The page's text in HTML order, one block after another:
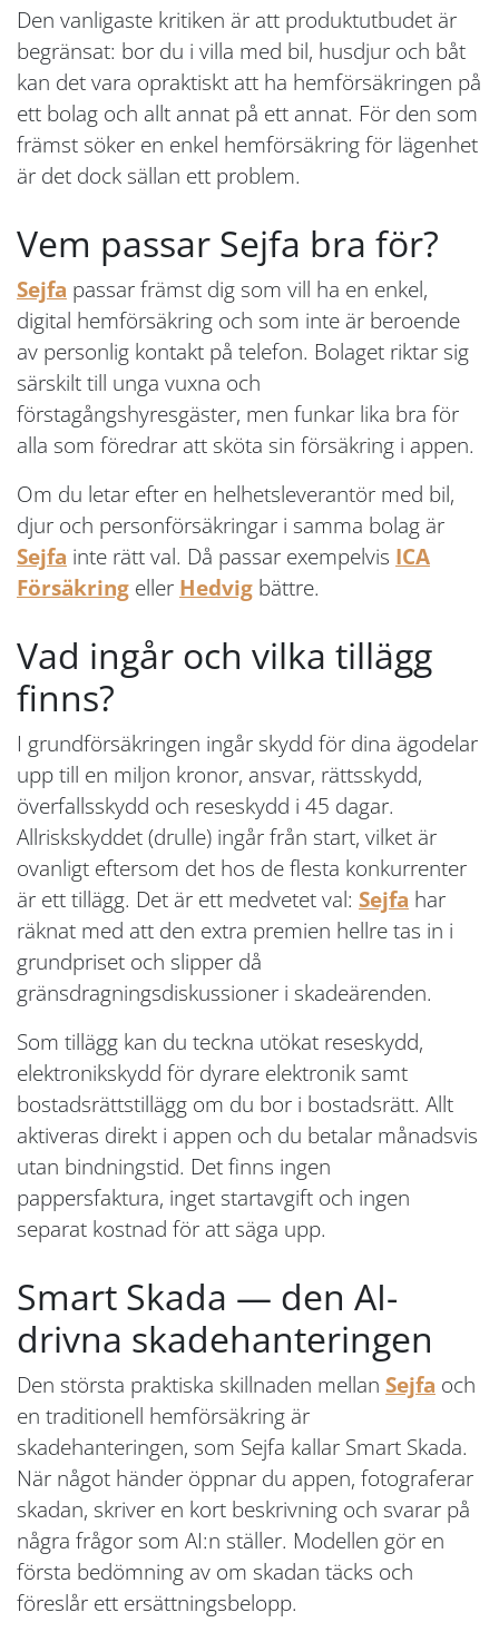
Den vanligaste kritiken är att produktutbudet är
begränsat: bor du i villa med bil, husdjur och båt
kan det vara opraktiskt att ha hemförsäkringen på
ett bolag och allt annat på ett annat. För den som
främst söker en enkel hemförsäkring för lägenhet
är det dock sällan ett problem.
Vem passar Sejfa bra för?
Sejfa passar främst dig som vill ha en enkel,
digital hemförsäkring och som inte är beroende
av personlig kontakt på telefon. Bolaget riktar sig
särskilt till unga vuxna och
förstagångshyresgäster, men funkar lika bra för
alla som föredrar att sköta sin försäkring i appen.
Om du letar efter en helhetsleverantör med bil,
djur och personförsäkringar i samma bolag är
Sejfa inte rätt val. Då passar exempelvis ICA
Försäkring eller Hedvig bättre.
Vad ingår och vilka tillägg
finns?
I grundförsäkringen ingår skydd för dina ägodelar
upp till en miljon kronor, ansvar, rättsskydd,
överfallsskydd och reseskydd i 45 dagar.
Allriskskyddet (drulle) ingår från start, vilket är
ovanligt eftersom det hos de flesta konkurrenter
är ett tillägg. Det är ett medvetet val: Sejfa har
räknat med att den extra premien hellre tas in i
grundpriset och slipper då
gränsdragningsdiskussioner i skadeärenden.
Som tillägg kan du teckna utökat reseskydd,
elektronikskydd för dyrare elektronik samt
bostadsrättstillägg om du bor i bostadsrätt. Allt
aktiveras direkt i appen och du betalar månadsvis
utan bindningstid. Det finns ingen
pappersfaktura, inget startavgift och ingen
separat kostnad för att säga upp.
Smart Skada — den AI-
drivna skadehanteringen
Den största praktiska skillnaden mellan Sejfa och
en traditionell hemförsäkring är
skadehanteringen, som Sejfa kallar Smart Skada.
När något händer öppnar du appen, fotograferar
skadan, skriver en kort beskrivning och svarar på
några frågor som AI:n ställer. Modellen gör en
första bedömning av om skadan täcks och
föreslår ett ersättningsbelopp.